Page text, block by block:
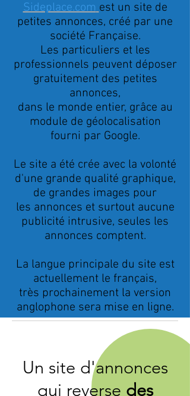
Sideplace.com est un site de
petites annonces, créé par une
société Française.
Les particuliers et les
professionnels peuvent déposer
gratuitement des petites
annonces,
dans le monde entier, grâce au
module de géolocalisation
fourni par Google.
Le site a été crée avec la volonté
d'une grande qualité graphique,
de grandes images pour
les annonces et surtout aucune
publicité intrusive, seules les
annonces comptent.
La langue principale du site est
actuellement le français,
très prochainement la version
anglophone sera mise en ligne.
Un site d'annonces
qui reverse des